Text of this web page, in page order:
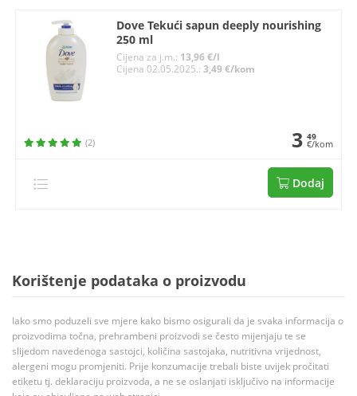
Dove Tekući sapun deeply nourishing
250 ml
Cijena za j.m.: 13,96 €/l
Cijena 02.05.2025.:3,49 €/kom
(2) 3 49
€/kom
Dodaj
Korištenje podataka o proizvodu
Iako smo poduzeli sve mjere kako bismo osigurali da je svaka informacija o
proizvodima točna, prehrambeni proizvodi se često mijenjaju te se
slijedom navedenoga sastojci, količina sastojaka, nutritivna vrijednost,
alergeni mogu promjeniti. Prije konzumacije trebali biste uvijek pročitati
etiketu tj. deklaraciju proizvoda, a ne se oslanjati isključivo na informacije